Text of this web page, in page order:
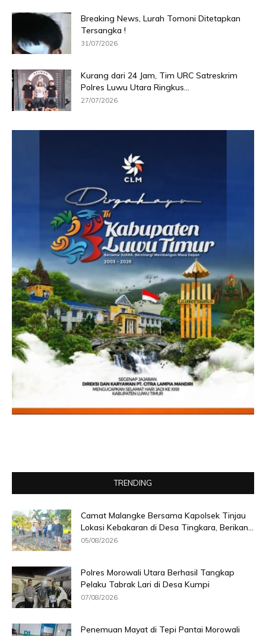
Breaking News, Lurah Tomoni Ditetapkan
Tersangka !
31/07/2026
Kurang dari 24 Jam, Tim URC Satreskrim
Polres Luwu Utara Ringkus...
27/07/2026
TRENDING
Camat Malangke Bersama Kapolsek Tinjau
Lokasi Kebakaran di Desa Tingkara, Berikan...
05/08/2026
Polres Morowali Utara Berhasil Tangkap
Pelaku Tabrak Lari di Desa Kumpi
07/08/2026
Penemuan Mayat di Tepi Pantai Morowali